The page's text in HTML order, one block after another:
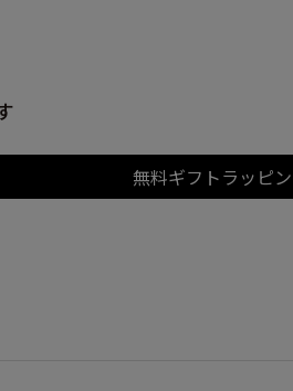
無料ギフトラッピ